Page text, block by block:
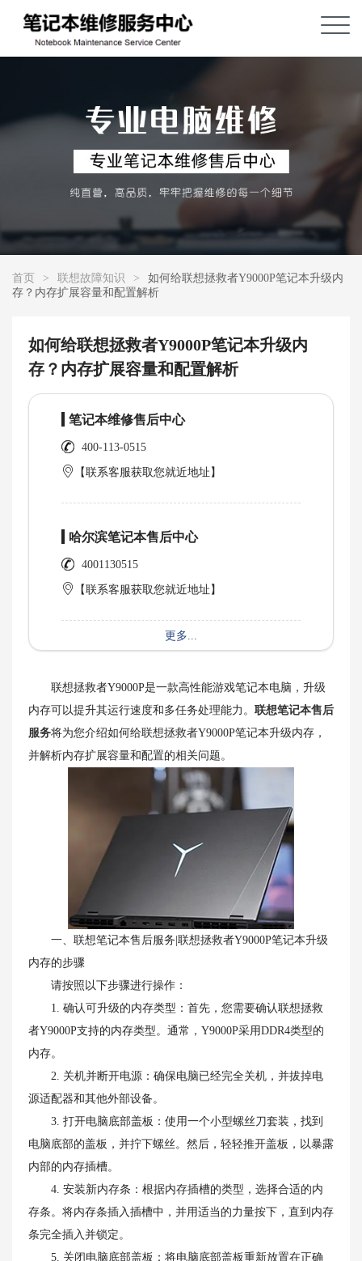
首页 > 联想故障知识 >
如何给联想拯救者Y9000P笔记本升级内
存？内存扩展容量和配置解析
如何给联想拯救者Y9000P笔记本升级内
存？内存扩展容量和配置解析
笔记本维修售后中心
400-113-0515
【联系客服获取您就近地址】
哈尔滨笔记本售后中心
4001130515
【联系客服获取您就近地址】
更多...
联想拯救者Y9000P是一款高性能游戏笔记本电脑，升级
内存可以提升其运行速度和多任务处理能力。 联想笔记本售后
服务将为您介绍如何给联想拯救者Y9000P笔记本升级内存，
并解析内存扩展容量和配置的相关问题。
一、联想笔记本售后服务|联想拯救者Y9000P笔记本升级
内存的步骤
请按照以下步骤进行操作：
1. 确认可升级的内存类型：首先，您需要确认联想拯救
者Y9000P支持的内存类型。通常，Y9000P采用DDR4类型的
内存。
2. 关机并断开电源：确保电脑已经完全关机，并拔掉电
源适配器和其他外部设备。
3. 打开电脑底部盖板：使用一个小型螺丝刀套装，找到
电脑底部的盖板，并拧下螺丝。然后，轻轻推开盖板，以暴露
内部的内存插槽。
4. 安装新内存条：根据内存插槽的类型，选择合适的内
存条。将内存条插入插槽中，并用适当的力量按下，直到内存
条完全插入并锁定。
5. 关闭电脑底部盖板：将电脑底部盖板重新放置在正确